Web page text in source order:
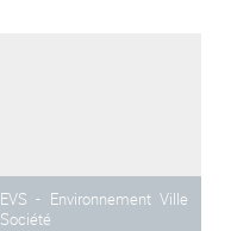
EVS - Environnement Ville
Société